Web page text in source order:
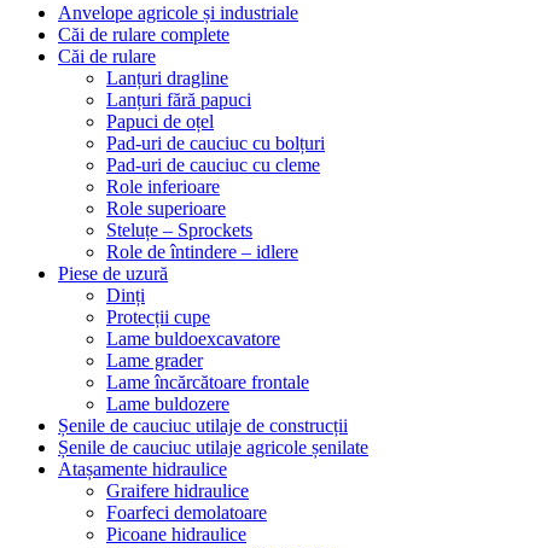
Anvelope agricole și industriale
Căi de rulare complete
Căi de rulare
Lanțuri dragline
Lanțuri fără papuci
Papuci de oțel
Pad-uri de cauciuc cu bolțuri
Pad-uri de cauciuc cu cleme
Role inferioare
Role superioare
Steluțe – Sprockets
Role de întindere – idlere
Piese de uzură
Dinți
Protecții cupe
Lame buldoexcavatore
Lame grader
Lame încărcătoare frontale
Lame buldozere
Șenile de cauciuc utilaje de construcții
Șenile de cauciuc utilaje agricole șenilate
Atașamente hidraulice
Graifere hidraulice
Foarfeci demolatoare
Picoane hidraulice